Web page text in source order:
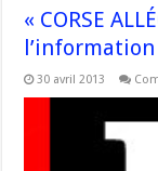
« CORSE
30 avril 2013